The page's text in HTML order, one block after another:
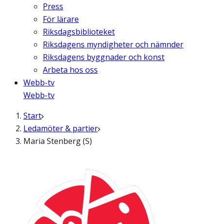
Press
För lärare
Riksdagsbiblioteket
Riksdagens myndigheter och nämnder
Riksdagens byggnader och konst
Arbeta hos oss
Webb-tv
Webb-tv
Start
Ledamöter & partier
Maria Stenberg (S)